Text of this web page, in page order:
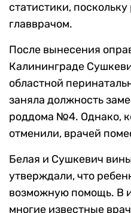
статистики,
главврачом.
После вынесения
Калининграде
областной
заняла должность
роддома №4. Однако,
отменили, врачей
Белая и Сушкевич
утверждали, что
возможную помощь. В
многие известные